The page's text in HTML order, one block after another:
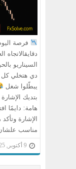
دقايقالاتجاه
السيناريو
دي هتخلي كل
يبطّلوا شغل
بتديك
هامة: دايمًا
الإشارة
مناسب
9 أكتوبر, 2025